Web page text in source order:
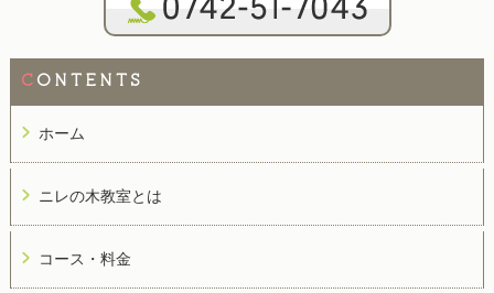
C ONTENTS
ホーム
ニレの木教室とは
コース・料金